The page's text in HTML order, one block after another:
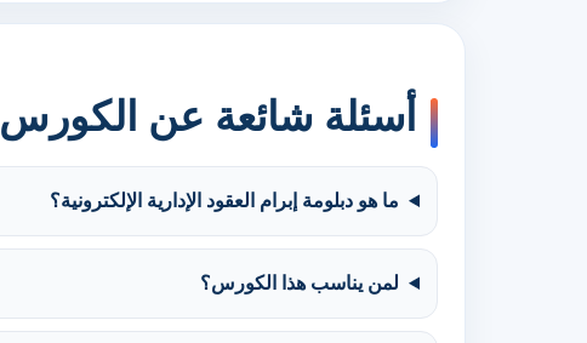
أسئلة شائعة عن الكورس
ما هو دبلومة إبرام العقود الإدارية الإلكترونية؟
لمن يناسب هذا الكورس؟